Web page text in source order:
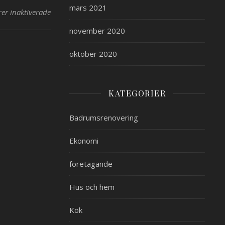
inaktiverade för Mötet med revisor som förändrade allt
mars 2021
november 2020
oktober 2020
KATEGORIER
Badrumsrenovering
Ekonomi
företagande
Hus och hem
Kök